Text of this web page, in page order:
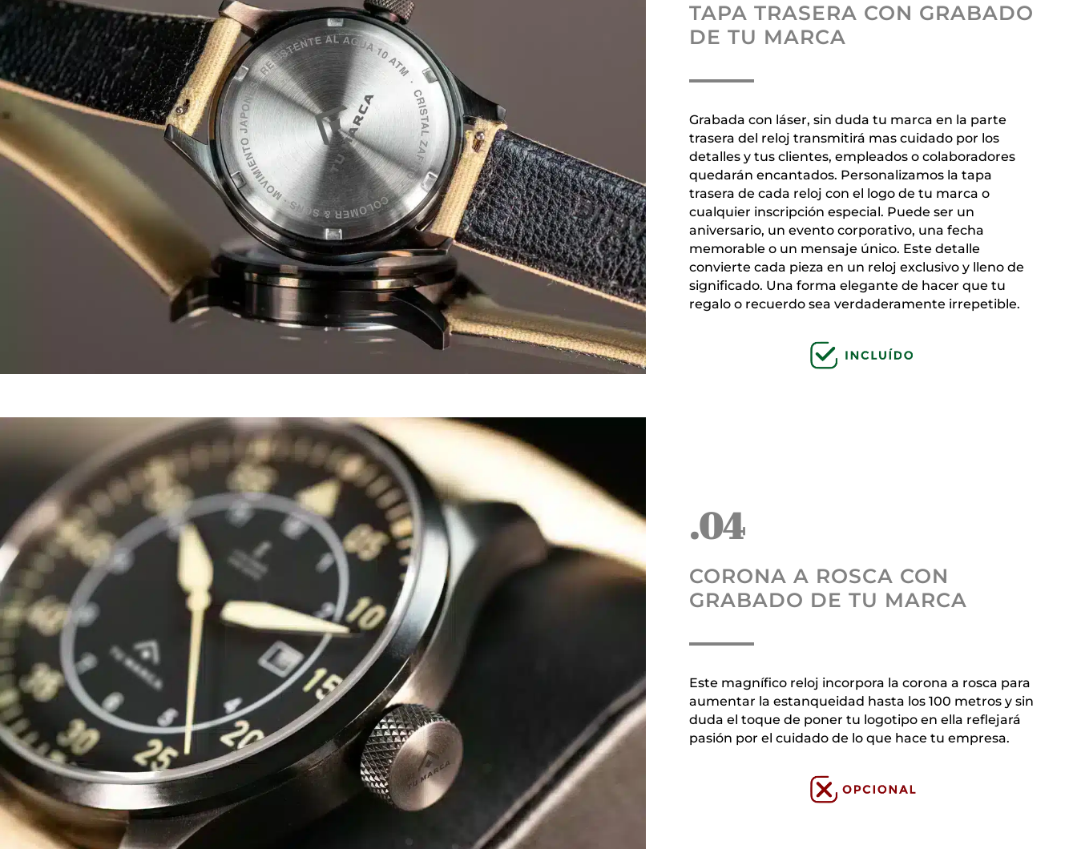
TAPA TRASERA CON GRABADO
DE TU MARCA
Grabada con láser, sin duda tu marca en la parte
trasera del reloj transmitirá mas cuidado por los
detalles y tus clientes, empleados o colaboradores
quedarán encantados. Personalizamos la tapa
trasera de cada reloj con el logo de tu marca o
cualquier inscripción especial. Puede ser un
aniversario, un evento corporativo, una fecha
memorable o un mensaje único. Este detalle
convierte cada pieza en un reloj exclusivo y lleno de
significado. Una forma elegante de hacer que tu
regalo o recuerdo sea verdaderamente irrepetible.
.04
CORONA A ROSCA CON
GRABADO DE TU MARCA
Este magnífico reloj incorpora la corona a rosca para
aumentar la estanqueidad hasta los 100 metros y sin
duda el toque de poner tu logotipo en ella reflejará
pasión por el cuidado de lo que hace tu empresa.